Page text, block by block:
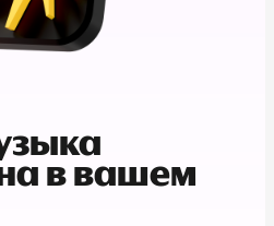
в вашем